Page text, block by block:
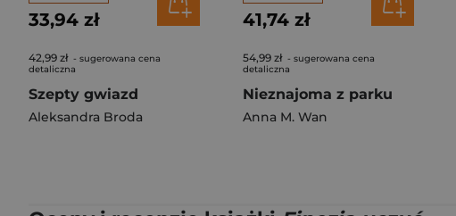
33,94 zł
42,99 zł - sugerowana cena
detaliczna
Szepty gwiazd
Aleksandra Broda
41,74 zł
54,99 zł - sugerowana cena
detaliczna
Nieznajoma z parku
Anna M. Wan